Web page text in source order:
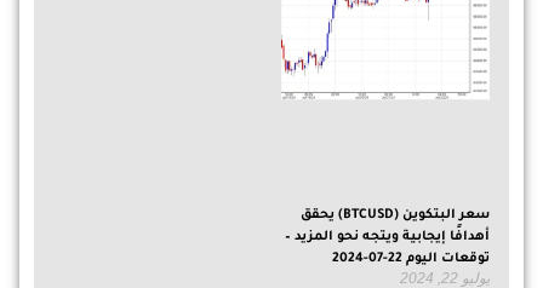
سعر البتكوين (BTCUSD) يحقق
أهدافًا إيجابية ويتجه نحو المزيد –
توقعات اليوم 22-07-2024
يوليو 22, 2024